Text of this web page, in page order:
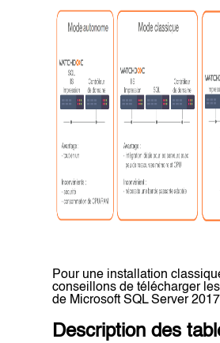
Pour une installation
conseillons de télécharger
de Microsoft SQL Server
Description des